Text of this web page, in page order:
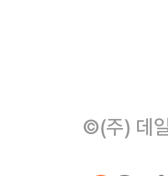
©(주) 데